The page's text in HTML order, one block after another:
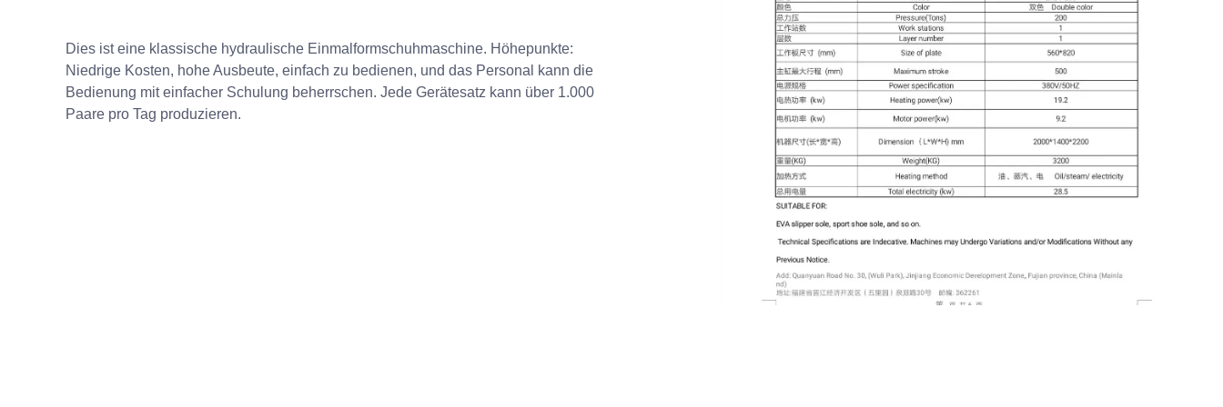
Dies ist eine klassische hydraulische Einmalformschuhmaschine. Höhepunkte:
Niedrige Kosten, hohe Ausbeute, einfach zu bedienen, und das Personal kann die
Bedienung mit einfacher Schulung beherrschen. Jede Gerätesatz kann über 1.000
Paare pro Tag produzieren.